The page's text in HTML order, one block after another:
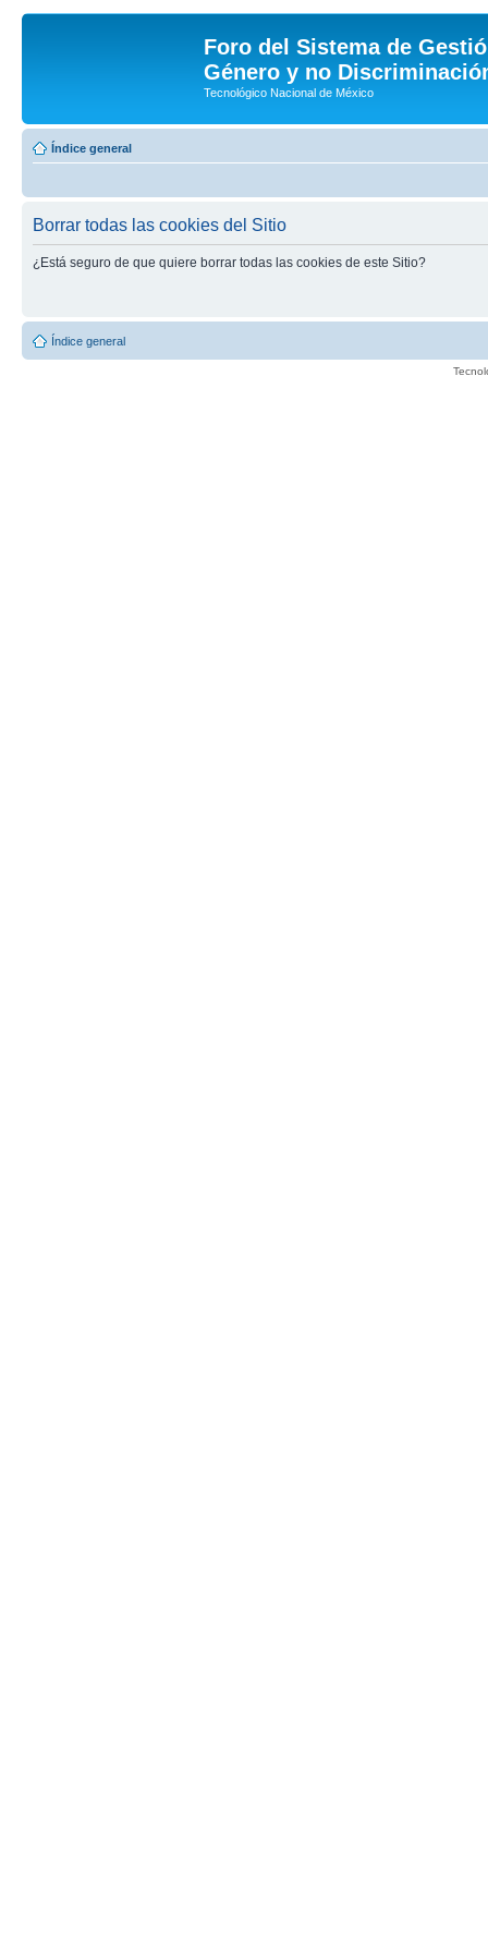
Foro del Sistema de
Género y no
Tecnológico Nacional de México
Índice general
Borrar todas las cookies del Sitio
¿Está seguro de que quiere borrar todas las cookies de este Sitio?
Índice general